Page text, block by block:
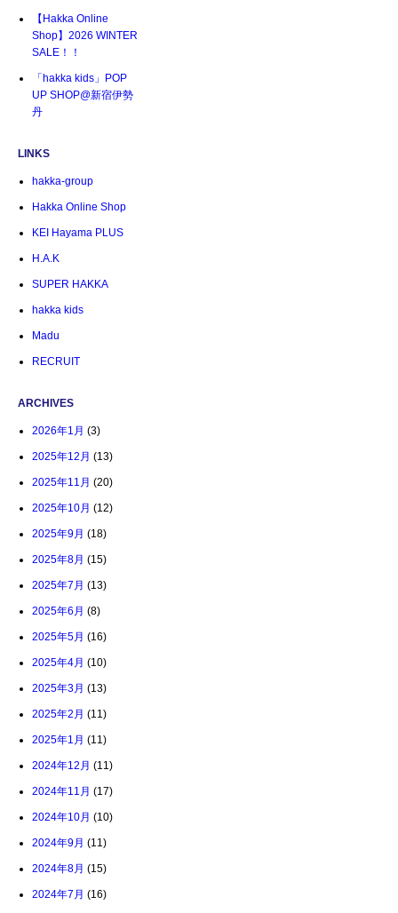
【Hakka Online
Shop】2026 WINTER
SALE！！
「hakka kids」POP
UP SHOP@新宿伊勢
丹
LINKS
hakka-group
Hakka Online Shop
KEI Hayama PLUS
H.A.K
SUPER HAKKA
hakka kids
Madu
RECRUIT
ARCHIVES
2026年1月 (3)
2025年12月 (13)
2025年11月 (20)
2025年10月 (12)
2025年9月 (18)
2025年8月 (15)
2025年7月 (13)
2025年6月 (8)
2025年5月 (16)
2025年4月 (10)
2025年3月 (13)
2025年2月 (11)
2025年1月 (11)
2024年12月 (11)
2024年11月 (17)
2024年10月 (10)
2024年9月 (11)
2024年8月 (15)
2024年7月 (16)